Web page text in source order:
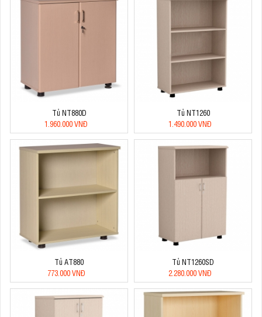
Tủ NT880D
1.960.000 VNĐ
Tủ NT1260
1.490.000 VNĐ
Tủ AT880
773.000 VNĐ
Tủ NT1260SD
2.280.000 VNĐ